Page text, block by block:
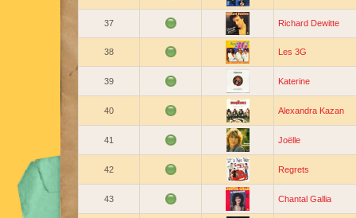
37 Richard Dewitte
38 Les 3G
39 Katerine
40 Alexandra Kazan
41 Joëlle
42 Regrets
43 Chantal Gallia